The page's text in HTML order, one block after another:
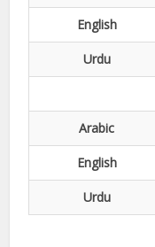
English
Urdu
Arabic
English
Urdu